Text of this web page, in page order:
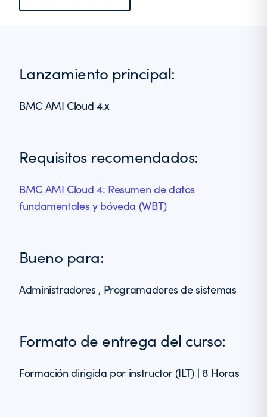
Lanzamiento principal:
BMC AMI Cloud 4.x
Requisitos recomendados:
BMC AMI Cloud 4: Resumen de datos
fundamentales y bóveda (WBT)
Bueno para:
Administradores , Programadores de sistemas
Formato de entrega del curso:
Formación dirigida por instructor (ILT) | 8 Horas